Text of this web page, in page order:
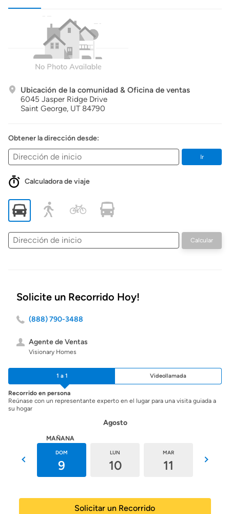
Ubicación de la comunidad & Oficina de ventas
6045 Jasper Ridge Drive
Saint George, UT 84790
Obtener la dirección desde:
Ir
Calculadora de viaje
Dirección
de
Calcular
Solicite un Recorrido Hoy!
(888) 790-3488
Agente de Ventas
Visionary Homes
1 a 1 Videollamada
Recorrido en persona
Reúnase con un representante experto en el lugar para una visita guiada a
su hogar
Agosto
MAÑANA
DOM
9
LUN
10
MAR
11
Solicitar un Recorrido